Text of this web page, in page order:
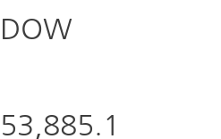
DOW
53,885.1